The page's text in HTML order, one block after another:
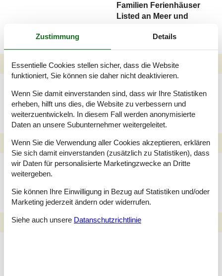
Familien Ferienhäuser
Listed an Meer und
Listed
Ferienhäuser Listed in
Zustimmung Details
Essentielle Cookies stellen sicher, dass die Website
funktioniert, Sie können sie daher nicht deaktivieren.
Wenn Sie damit einverstanden sind, dass wir Ihre Statistiken
erheben, hilft uns dies, die Website zu verbessern und
weiterzuentwickeln. In diesem Fall werden anonymisierte
Daten an unsere Subunternehmer weitergeleitet.
Wenn Sie die Verwendung aller Cookies akzeptieren, erklären
Sie sich damit einverstanden (zusätzlich zu Statistiken), dass
wir Daten für personalisierte Marketingzwecke an Dritte
weitergeben.
Sie können Ihre Einwilligung in Bezug auf Statistiken und/oder
Marketing jederzeit ändern oder widerrufen.
Siehe auch unsere Datanschutzrichtlinie